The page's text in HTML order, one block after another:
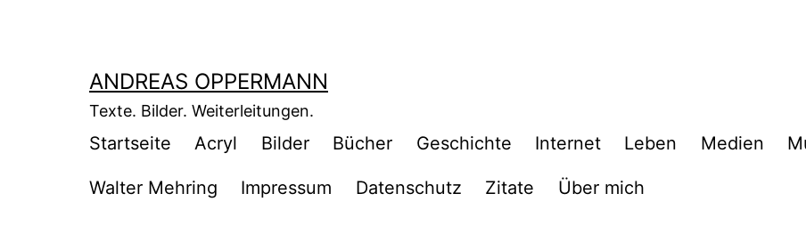
ANDREAS OPPERMANN
Texte. Bilder. Weiterleitungen.
Startseite Acryl Bilder Bücher Geschichte Internet Leben Medien
Walter Mehring Impressum Datenschutz Zitate Über mich